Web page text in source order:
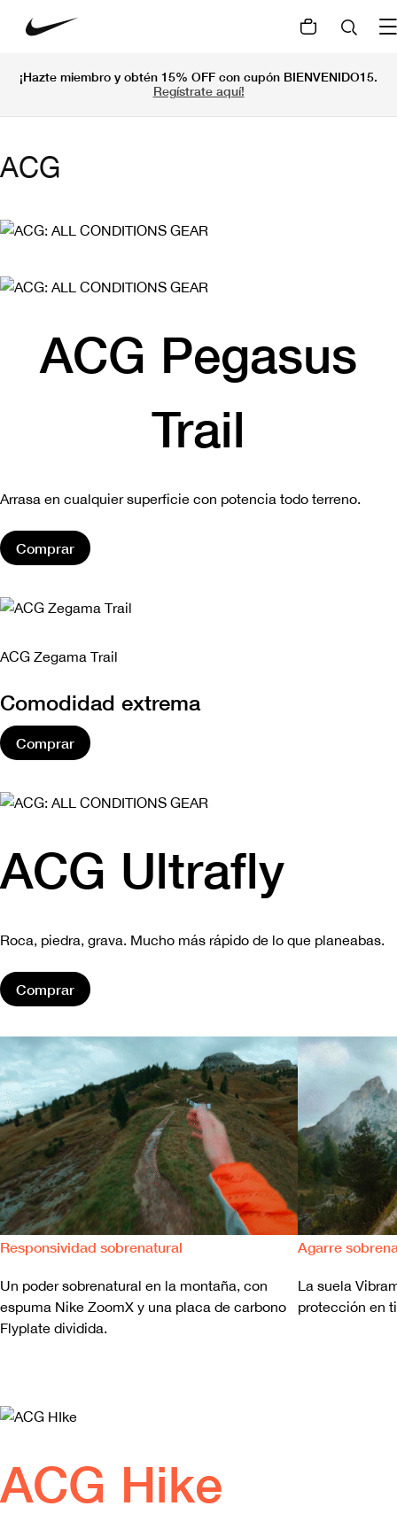
¡Hazte miembro y obtén 15% OFF con cupón BIENVENIDO15.
Regístrate aquí!
ACG
ACG Pegasus
Trail
Arrasa en cualquier superficie con potencia todo terreno.
Comprar
ACG Zegama Trail
Comodidad extrema
Comprar
ACG Ultrafly
Roca, piedra, grava. Mucho más rápido de lo que planeabas.
Comprar
Responsividad sobrenatural
Un poder sobrenatural en la montaña, con
espuma Nike ZoomX y una placa de carbono
Flyplate dividida.
Agarre
La suela
protección en
ACG Hike